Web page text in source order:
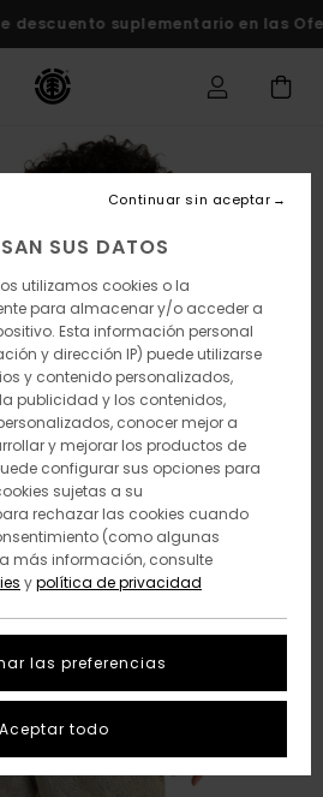
suplementario en las
SUS DATOS
utilizamos cookies o la
para almacenar y/o acceder a
Esta información personal
y dirección IP) puede utilizarse
y contenido personalizados,
publicidad y los contenidos,
conocer mejor a
y mejorar los productos de
configurar sus opciones para
sujetas a su
rechazar las cookies cuando
(como algunas
más información, consulte
ypolítica de privacidad
las preferencias
Continuar sin aceptar
Aceptar todo